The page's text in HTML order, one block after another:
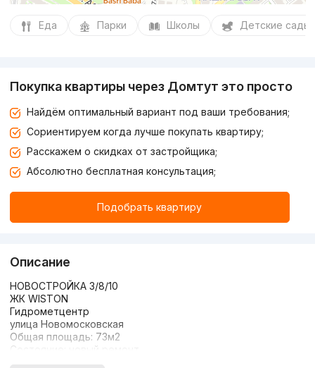
Еда Парки Школы Детские сады
Покупка квартиры через Домтут это просто
Найдём оптимальный вариант под ваши требования;
Сориентируем когда лучше покупать квартиру;
Расскажем о скидках от застройщика;
Абсолютно бесплатная консультация;
Подобрать квартиру
Описание
НОВОСТРОЙКА 3/8/10
ЖК WISTON
Гидрометцентр
улица Новомосковская
Общая площадь: 73м2
Состояние: новый ремонт